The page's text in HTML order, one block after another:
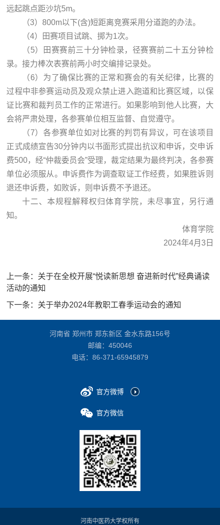
远起跳点距沙坑5m。
（3）800m以下(含)短距离竞赛采用分道跑的办法。
（4）田赛项目试跳、掷为1次。
（5）田赛赛前三十分钟检录，径赛赛前二十五分钟检
录。接力棒次表赛前两小时交编排记录处。
（6）为了确保比赛的正常和赛会的有关纪律，比赛的
过程中非参赛运动员及观众禁止进入跑道和比赛区域，以保
证比赛和裁判员工作的正常进行。如果影响到他人比赛，大
会将严肃处理，各参赛单位相互监督、自觉遵守。
（7）各参赛单位如对比赛的判罚有异议，可在该项目
正式成绩宣告30分钟内以书面形式提出抗议和申诉，交申诉
费500，经“仲裁委员会”受理，裁定结果为最终判决，各参赛
单位必须服从。申诉费作为调查取证工作经费，如果胜诉则
退还申诉费，如败诉，则申诉费不予退还。
十二、本规程解释权归体育学院，未尽事宜，另行通
知。
体育学院
2024年4月3日
上一条： 关于在全校开展“悦读新思想 奋进新时代”经典诵读
活动的通知
下一条： 关于举办2024年教职工春季运动会的通知
河南省 郑州市 郑东新区 金水东路156号
邮编：450046
电话： 86-371-65945879
官方微博
官方微信
河南中医药大学权所有